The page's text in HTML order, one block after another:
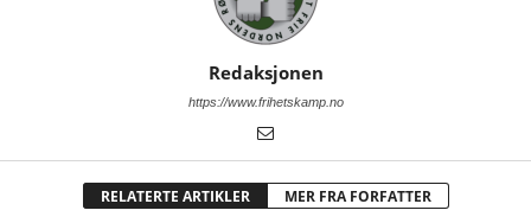
Redaksjonen
https://www.frihetskamp.no
RELATERTE ARTIKLER MER FRA FORFATTER